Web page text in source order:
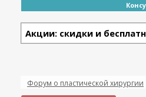
Акции: скидки и
Форум о пластической хирургии